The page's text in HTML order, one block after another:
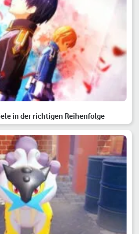
in der richtigen Reihenfolge